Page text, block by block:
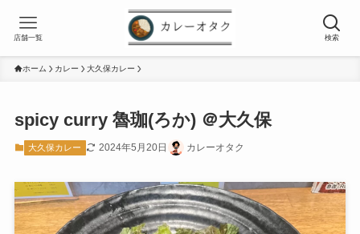
検索
店舗一覧
ホーム カレー 大久保カレー
spicy curry 魯珈(ろか) ＠大久保
大久保カレー 2024年5月20日 カレーオタク